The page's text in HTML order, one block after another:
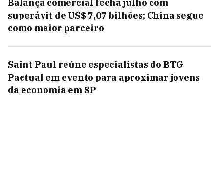
Balança comercial fecha julho com
superávit de US$ 7,07 bilhões; China segue
como maior parceiro
Saint Paul reúne especialistas do BTG
Pactual em evento para aproximar jovens
da economia em SP